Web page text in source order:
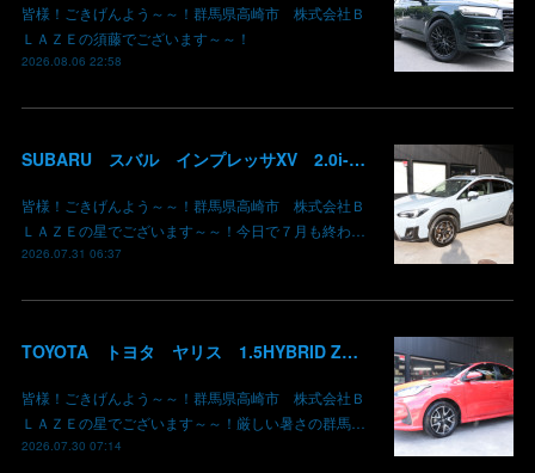
皆様！ごきげんよう～～！群馬県高崎市 株式会社Ｂ
ＬＡＺＥの須藤でございます～～！
2026.08.06 22:58
SUBARU スバル インプレッサXV 2.0i-L EyeSight AWD 御納車 GT7 群馬県高崎市 株式会社BLAZE
皆様！ごきげんよう～～！群馬県高崎市 株式会社Ｂ
ＬＡＺＥの星でございます～～！今日で７月も終わ…
2026.07.31 06:37
TOYOTA トヨタ ヤリス 1.5HYBRID Z 御納車 MXPH10 コーラルクリスタルシャイン 3U7 群馬県高崎市 株式会社BLAZE
皆様！ごきげんよう～～！群馬県高崎市 株式会社Ｂ
ＬＡＺＥの星でございます～～！厳しい暑さの群馬…
2026.07.30 07:14